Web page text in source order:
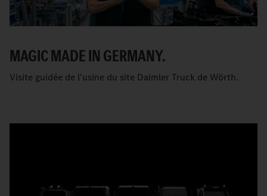
MAGIC MADE IN GERMANY.
Visite guidée de l'usine du site Daimler Truck de Wörth.